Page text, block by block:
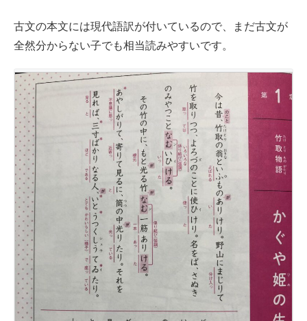
古文の本文には現代語訳が付いているので、まだ古文が
全然分からない子でも相当読みやすいです。